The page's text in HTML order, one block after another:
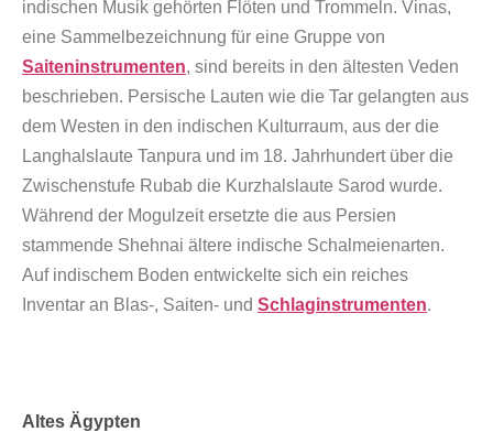
indischen Musik gehörten Flöten und Trommeln. Vinas,
eine Sammelbezeichnung für eine Gruppe von
Saiteninstrumenten, sind bereits in den ältesten Veden
beschrieben. Persische Lauten wie die Tar gelangten aus
dem Westen in den indischen Kulturraum, aus der die
Langhalslaute Tanpura und im 18. Jahrhundert über die
Zwischenstufe Rubab die Kurzhalslaute Sarod wurde.
Während der Mogulzeit ersetzte die aus Persien
stammende Shehnai ältere indische Schalmeienarten.
Auf indischem Boden entwickelte sich ein reiches
Inventar an Blas-, Saiten- und Schlaginstrumenten.
Altes Ägypten